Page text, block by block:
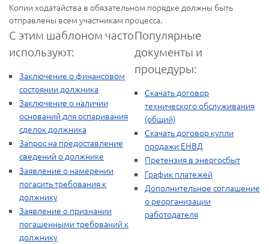
Копии ходатайства в обязательном порядке должны быть
отправлены всем участникам процесса.
С этим шаблоном часто
используют:
Заключение о финансовом
состоянии должника
Заключение о наличии
оснований для оспаривания
сделок должника
Запрос на предоставление
сведений о должнике
Заявление о намерении
погасить требования к
должнику
Заявление о признании
погашенными требований к
должнику
Популярные
документы и
процедуры:
Скачать договор
технического обслуживания
(общий)
Скачать договор купли
продажи ЕНВД
Претензия в энергосбыт
График платежей
Дополнительное соглашение
о реорганизации
работодателя